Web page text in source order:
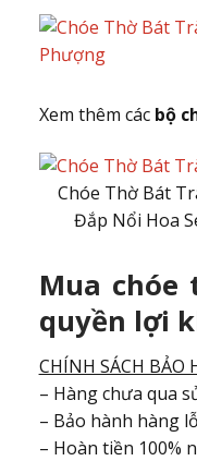
Xem thêm các bộ
Chóe Thờ Bát
Đắp Nổi Hoa
Mua chóe
quyền lợi
CHÍNH SÁCH BẢO
– Hàng chưa qua
– Bảo hành hàng
– Hoàn tiền 100%